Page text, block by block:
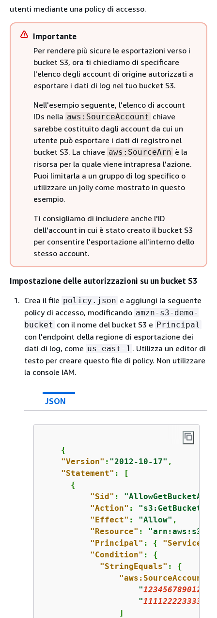
utenti mediante una policy di accesso.
Importante
Per rendere più sicure le esportazioni verso i
bucket S3, ora ti chiediamo di specificare
l'elenco degli account di origine autorizzati a
esportare i dati di log nel tuo bucket S3.
Nell'esempio seguente, l'elenco di account
IDs nella aws:SourceAccount chiave
sarebbe costituito dagli account da cui un
utente può esportare i dati di registro nel
bucket S3. La chiave aws:SourceArn è la
risorsa per la quale viene intrapresa l'azione.
Puoi limitarla a un gruppo di log specifico o
utilizzare un jolly come mostrato in questo
esempio.
Ti consigliamo di includere anche l'ID
dell'account in cui è stato creato il bucket S3
per consentire l'esportazione all'interno dello
stesso account.
Impostazione delle autorizzazioni su un bucket S3
Crea il file policy.json e aggiungi la seguente
policy di accesso, modificando amzn-s3-demo-
bucket con il nome del bucket S3 e Principal
con l'endpoint della regione di esportazione dei
dati di log, come us-east-1 . Utilizza un editor di
testo per creare questo file di policy. Non utilizzare
la console IAM.
JSON
{
"Version" : "2012-10-17" ,
"Statement" : [
{
"Sid" : "AllowGetBucketAcl"
"Action" :
"Effect" : "Allow" ,
"Resource" : "arn:aws:s3:::
"Principal" : { "Service"
"Condition" : {
"StringEquals" : {
"aws:SourceAccount"
"123456789012
"111122223333
                ]